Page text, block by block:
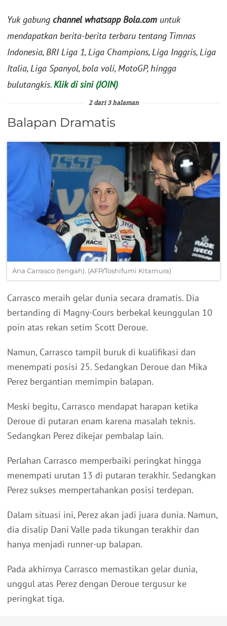
Yuk gabung channel whatsapp Bola.com untuk
mendapatkan berita-berita terbaru tentang Timnas
Indonesia, BRI Liga 1, Liga Champions, Liga Inggris, Liga
Italia, Liga Spanyol, bola voli, MotoGP, hingga
bulutangkis.Klik di sini (JOIN)
2 dari 3 halaman
Balapan Dramatis
Ana Carrasco (tengah). (AFP/Toshifumi Kitamura)
Carrasco meraih gelar dunia secara dramatis. Dia
bertanding di Magny-Cours berbekal keunggulan 10
poin atas rekan setim Scott Deroue.
Namun, Carrasco tampil buruk di kualifikasi dan
menempati posisi 25. Sedangkan Deroue dan Mika
Perez bergantian memimpin balapan.
Meski begitu, Carrasco mendapat harapan ketika
Deroue di putaran enam karena masalah teknis.
Sedangkan Perez dikejar pembalap lain.
Perlahan Carrasco memperbaiki peringkat hingga
menempati urutan 13 di putaran terakhir. Sedangkan
Perez sukses mempertahankan posisi terdepan.
Dalam situasi ini, Perez akan jadi juara dunia. Namun,
dia disalip Dani Valle pada tikungan terakhir dan
hanya menjadi runner-up balapan.
Pada akhirnya Carrasco memastikan gelar dunia,
unggul atas Perez dengan Deroue tergusur ke
peringkat tiga.